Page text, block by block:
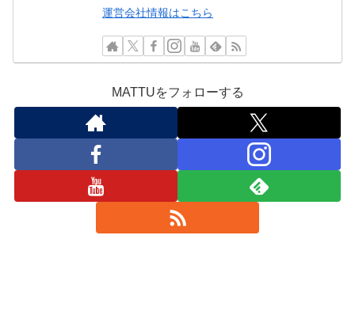
運営会社情報はこちら
MATTUをフォローする